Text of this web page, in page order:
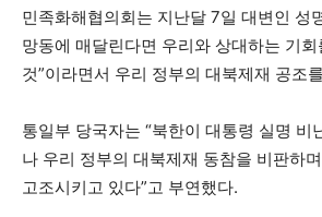
민족화해협의회는 지난달 7일 대변인 성
망동에 매달린다면 우리와 상대하는 기회
것”이라면서 우리 정부의 대북제재 공조
통일부 당국자는 “북한이 대통령 실명 비
나 우리 정부의 대북제재 동참을 비판하
고조시키고 있다”고 부연했다.